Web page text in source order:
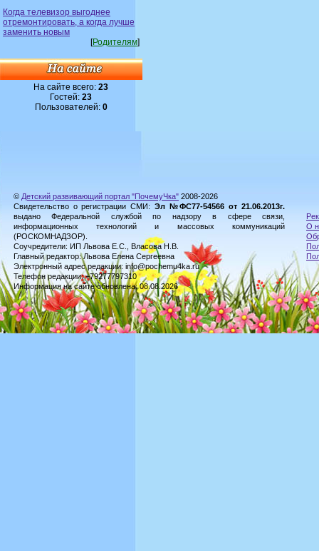
Когда телевизор выгоднее
отремонтировать, а когда лучше
заменить новым
[Родителям]
На сайте всего:23
Гостей:23
Пользователей: 0
© Детский развивающий портал "ПочемуЧка" 2008-2026
Свидетельство о регистрации СМИ: Эл №ФС77-54566 от 21.06.2013г.
выдано Федеральной службой по надзору в сфере связи,
информационных технологий и массовых коммуникаций
(РОСКОМНАДЗОР).
Соучредители: ИП Львова Е.С., Власова Н.В.
Главный редактор: Львова Елена Сергеевна
Электронный адрес редакции: info@pochemu4ka.ru
Телефон редакции: +79277797310
Информация на сайте обновлена: 08.08.2026
О